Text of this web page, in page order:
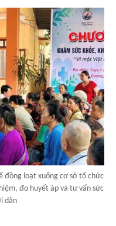
đồng loạt xuống cơ sở tổ chức
đo huyết áp và tư vấn sức
dân